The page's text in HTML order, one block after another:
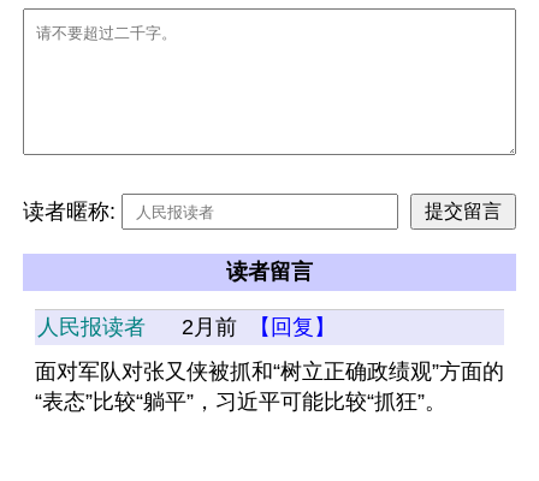
读者暱称:
读者留言
人民报读者 2月前
【回复】
面对军队对张又侠被抓和“树立正确政绩观”方面的
“表态”比较“躺平”，习近平可能比较“抓狂”。